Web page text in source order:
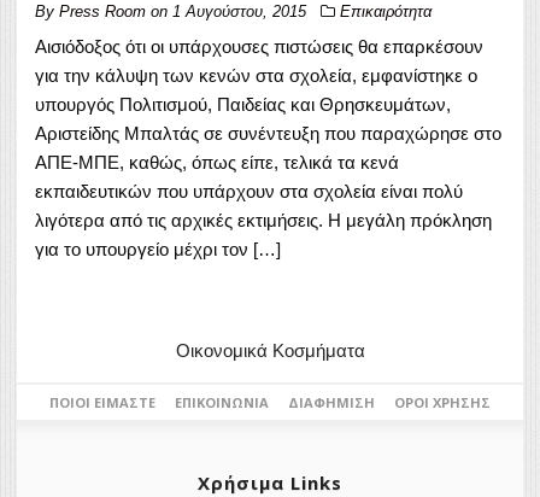
By Press Room on 1 Αυγούστου, 2015 Επικαιρότητα
Αισιόδοξος ότι οι υπάρχουσες πιστώσεις θα επαρκέσουν
για την κάλυψη των κενών στα σχολεία, εμφανίστηκε ο
υπουργός Πολιτισμού, Παιδείας και Θρησκευμάτων,
Αριστείδης Μπαλτάς σε συνέντευξη που παραχώρησε στο
ΑΠΕ-ΜΠΕ, καθώς, όπως είπε, τελικά τα κενά
εκπαιδευτικών που υπάρχουν στα σχολεία είναι πολύ
λιγότερα από τις αρχικές εκτιμήσεις. Η μεγάλη πρόκληση
για το υπουργείο μέχρι τον […]
Οικονομικά Κοσμήματα
ΠΟΙΟΙ ΕΊΜΑΣΤΕ ΕΠΙΚΟΙΝΩΝΊΑ ΔΙΑΦΉΜΙΣΗ ΌΡΟΙ ΧΡΉΣΗΣ
Χρήσιμα Links